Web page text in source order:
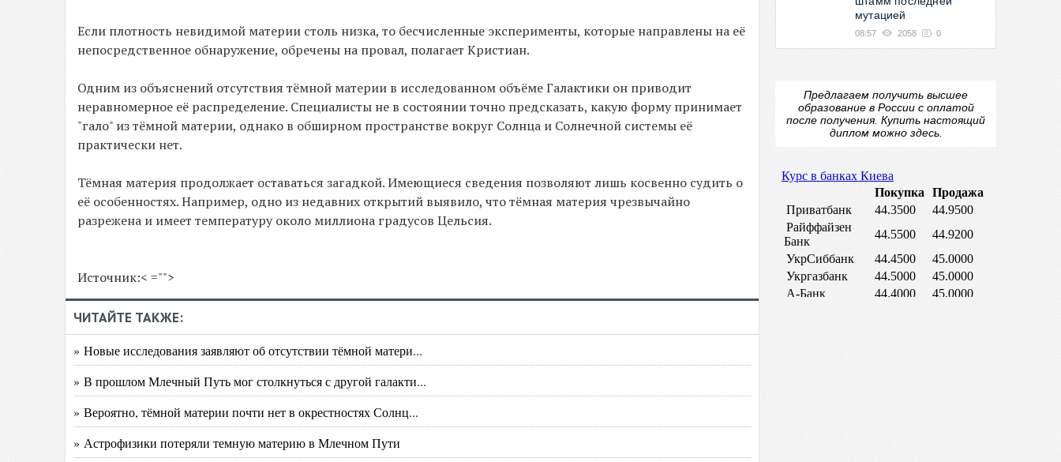
Если плотность невидимой материи столь низка, то бесчисленные эксперименты, которые направлены на её
непосредственное обнаружение, обречены на провал, полагает Кристиан.
Одним из объяснений отсутствия тёмной материи в исследованном объёме Галактики он приводит
неравномерное её распределение. Специалисты не в состоянии точно предсказать, какую форму принимает
"гало" из тёмной материи, однако в обширном пространстве вокруг Солнца и Солнечной системы её
практически нет.
Тёмная материя продолжает оставаться загадкой. Имеющиеся сведения позволяют лишь косвенно судить о
её особенностях. Например, одно из недавних открытий выявило, что тёмная материя чрезвычайно
разрежена и имеет температуру около миллиона градусов Цельсия.
Источник:< ="">
ЧИТАЙТЕ ТАКЖЕ:
» Новые исследования заявляют об отсутствии тёмной матери...
» В прошлом Млечный Путь мог столкнуться с другой галакти...
» Вероятно, тёмной материи почти нет в окрестностях Солнц...
» Астрофизики потеряли темную материю в Млечном Пути
мутацией
08:57 2058 0
Предлагаем получить высшее
образование в России с оплатой
после получения. Купить настоящий
дипломможно здесь.